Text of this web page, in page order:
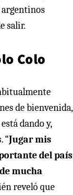
salir.
Colo
de bienvenida,
dando y,
“Jugar mis
del país
mucha
reveló que